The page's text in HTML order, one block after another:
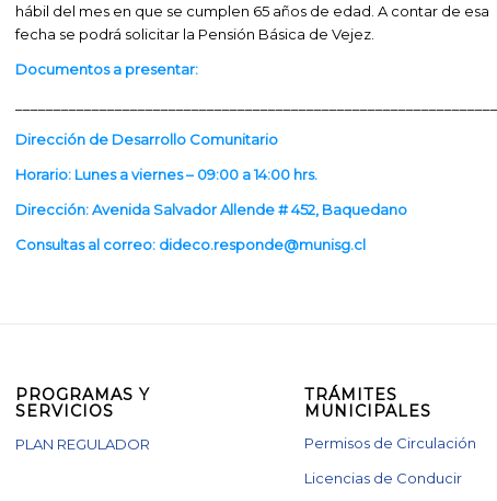
hábil del mes en que se cumplen 65 años de edad. A contar de esa
fecha se podrá solicitar la Pensión Básica de Vejez.
Documentos a presentar:
Dirección de Desarrollo Comunitario
Horario: Lunes a viernes – 09:00 a 14:00 hrs.
Dirección: Avenida Salvador Allende # 452, Baquedano
Consultas al correo: dideco.responde@munisg.cl
PROGRAMAS Y
SERVICIOS
PLAN REGULADOR
TRÁMITES
MUNICIPALES
Permisos de Circulación
Licencias de Conducir